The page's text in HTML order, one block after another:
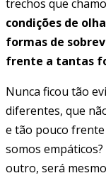
trechos que
condições de
formas de
frente a tantas
Nunca ficou tão
diferentes, que
e tão pouco frente
somos
outro, será